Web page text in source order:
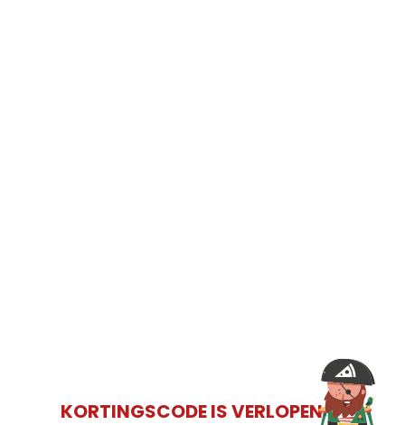
KORTINGSCODE IS VERLOPEN 😞